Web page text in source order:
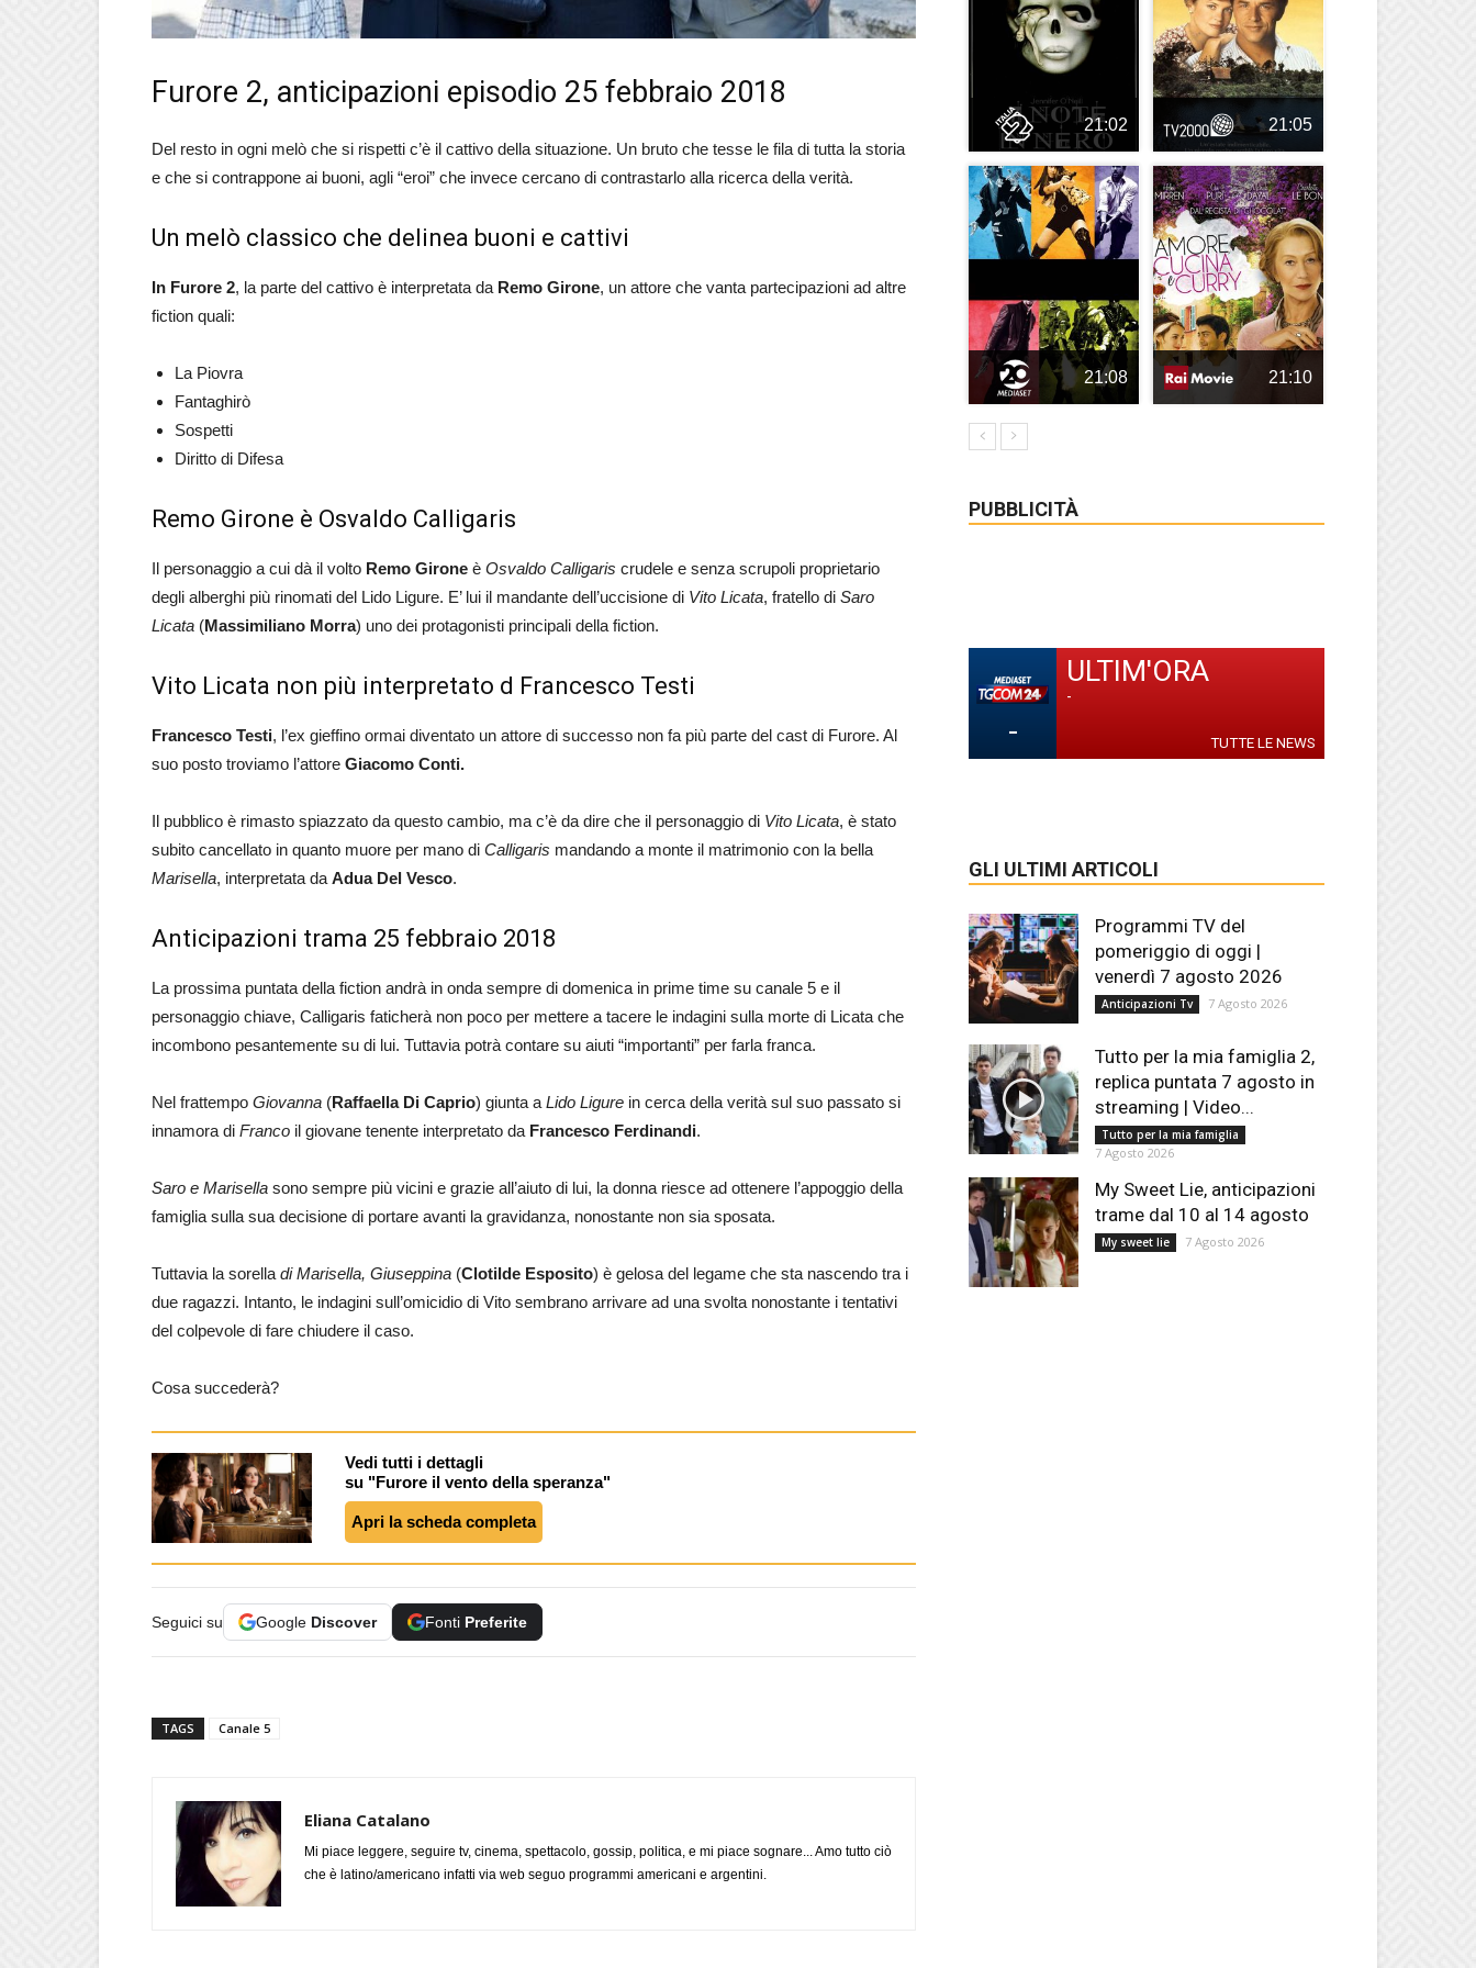
Furore 2, anticipazioni episodio 25 febbraio 2018
Del resto in ogni melò che si rispetti c’è il cattivo della situazione. Un bruto che tesse le fila di tutta la storia
e che si contrappone ai buoni, agli “eroi” che invece cercano di contrastarlo alla ricerca della verità.
Un melò classico che delinea buoni e cattivi
In Furore 2, la parte del cattivo è interpretata da Remo Girone, un attore che vanta partecipazioni ad altre
fiction quali:
La Piovra
Fantaghirò
Sospetti
Diritto di Difesa
Remo Girone è Osvaldo Calligaris
Il personaggio a cui dà il volto Remo Girone è Osvaldo Calligaris crudele e senza scrupoli proprietario
degli alberghi più rinomati del Lido Ligure. E’ lui il mandante dell’uccisione di Vito Licata, fratello di Saro
Licata (Massimiliano Morra) uno dei protagonisti principali della fiction.
Vito Licata non più interpretato d Francesco Testi
Francesco Testi, l’ex gieffino ormai diventato un attore di successo non fa più parte del cast di Furore. Al
suo posto troviamo l’attore Giacomo Conti.
Il pubblico è rimasto spiazzato da questo cambio, ma c’è da dire che il personaggio di Vito Licata, è stato
subito cancellato in quanto muore per mano di Calligaris mandando a monte il matrimonio con la bella
Marisella, interpretata da Adua Del Vesco.
Anticipazioni trama 25 febbraio 2018
La prossima puntata della fiction andrà in onda sempre di domenica in prime time su canale 5 e il
personaggio chiave, Calligaris faticherà non poco per mettere a tacere le indagini sulla morte di Licata che
incombono pesantemente su di lui. Tuttavia potrà contare su aiuti “importanti” per farla franca.
Nel frattempo Giovanna (Raffaella Di Caprio) giunta a Lido Ligure in cerca della verità sul suo passato si
innamora di Franco il giovane tenente interpretato da Francesco Ferdinandi.
Saro e Marisella sono sempre più vicini e grazie all’aiuto di lui, la donna riesce ad ottenere l’appoggio della
famiglia sulla sua decisione di portare avanti la gravidanza, nonostante non sia sposata.
Tuttavia la sorella di Marisella, Giuseppina (Clotilde Esposito) è gelosa del legame che sta nascendo tra i
due ragazzi. Intanto, le indagini sull’omicidio di Vito sembrano arrivare ad una svolta nonostante i tentativi
del colpevole di fare chiudere il caso.
Cosa succederà?
Vedi tutti i dettagli
su "Furore il vento della speranza"
Apri la scheda completa
Seguici su Google Discover Fonti Preferite
TAGS Canale 5
Eliana Catalano
Mi piace leggere, seguire tv, cinema, spettacolo, gossip, politica, e mi piace sognare... Amo tutto ciò
che è latino/americano infatti via web seguo programmi americani e argentini.
21:02 21:05
21:08 21:10
PUBBLICITÀ
-
ULTIM'ORA
-
TUTTE LE NEWS
GLI ULTIMI ARTICOLI
Programmi TV del
pomeriggio di oggi |
venerdì 7 agosto 2026
Anticipazioni Tv 7 Agosto 2026
Tutto per la mia famiglia 2,
replica puntata 7 agosto in
streaming | Video...
Tutto per la mia famiglia
7 Agosto 2026
My Sweet Lie, anticipazioni
trame dal 10 al 14 agosto
My sweet lie 7 Agosto 2026